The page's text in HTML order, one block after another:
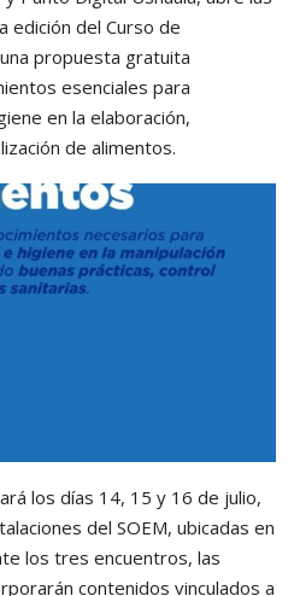
edición del Curso de
propuesta gratuita
esenciales para
en la elaboración,
de alimentos.
los días 14, 15 y 16 de julio,
del SOEM, ubicadas en
los tres encuentros, las
contenidos vinculados a